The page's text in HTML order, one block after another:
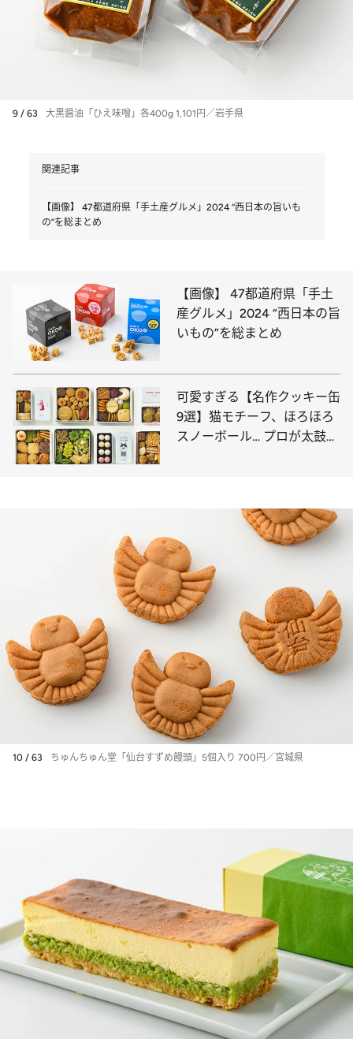
9 / 63 大黒醤油「ひえ味噌」各400g 1,101円／岩手県
関連記事
【画像】 47都道府県「手土産グルメ」2024 “西日本の旨いも
の”を総まとめ
【画像】 47都道府県「手土
産グルメ」2024 “西日本の旨
いもの”を総まとめ
可愛すぎる【名作クッキー缶
9選】猫モチーフ、ほろほろ
スノーボール… プロが太鼓判
10 / 63 ちゅんちゅん堂「仙台すずめ饅頭」5個入り 700円／宮城県